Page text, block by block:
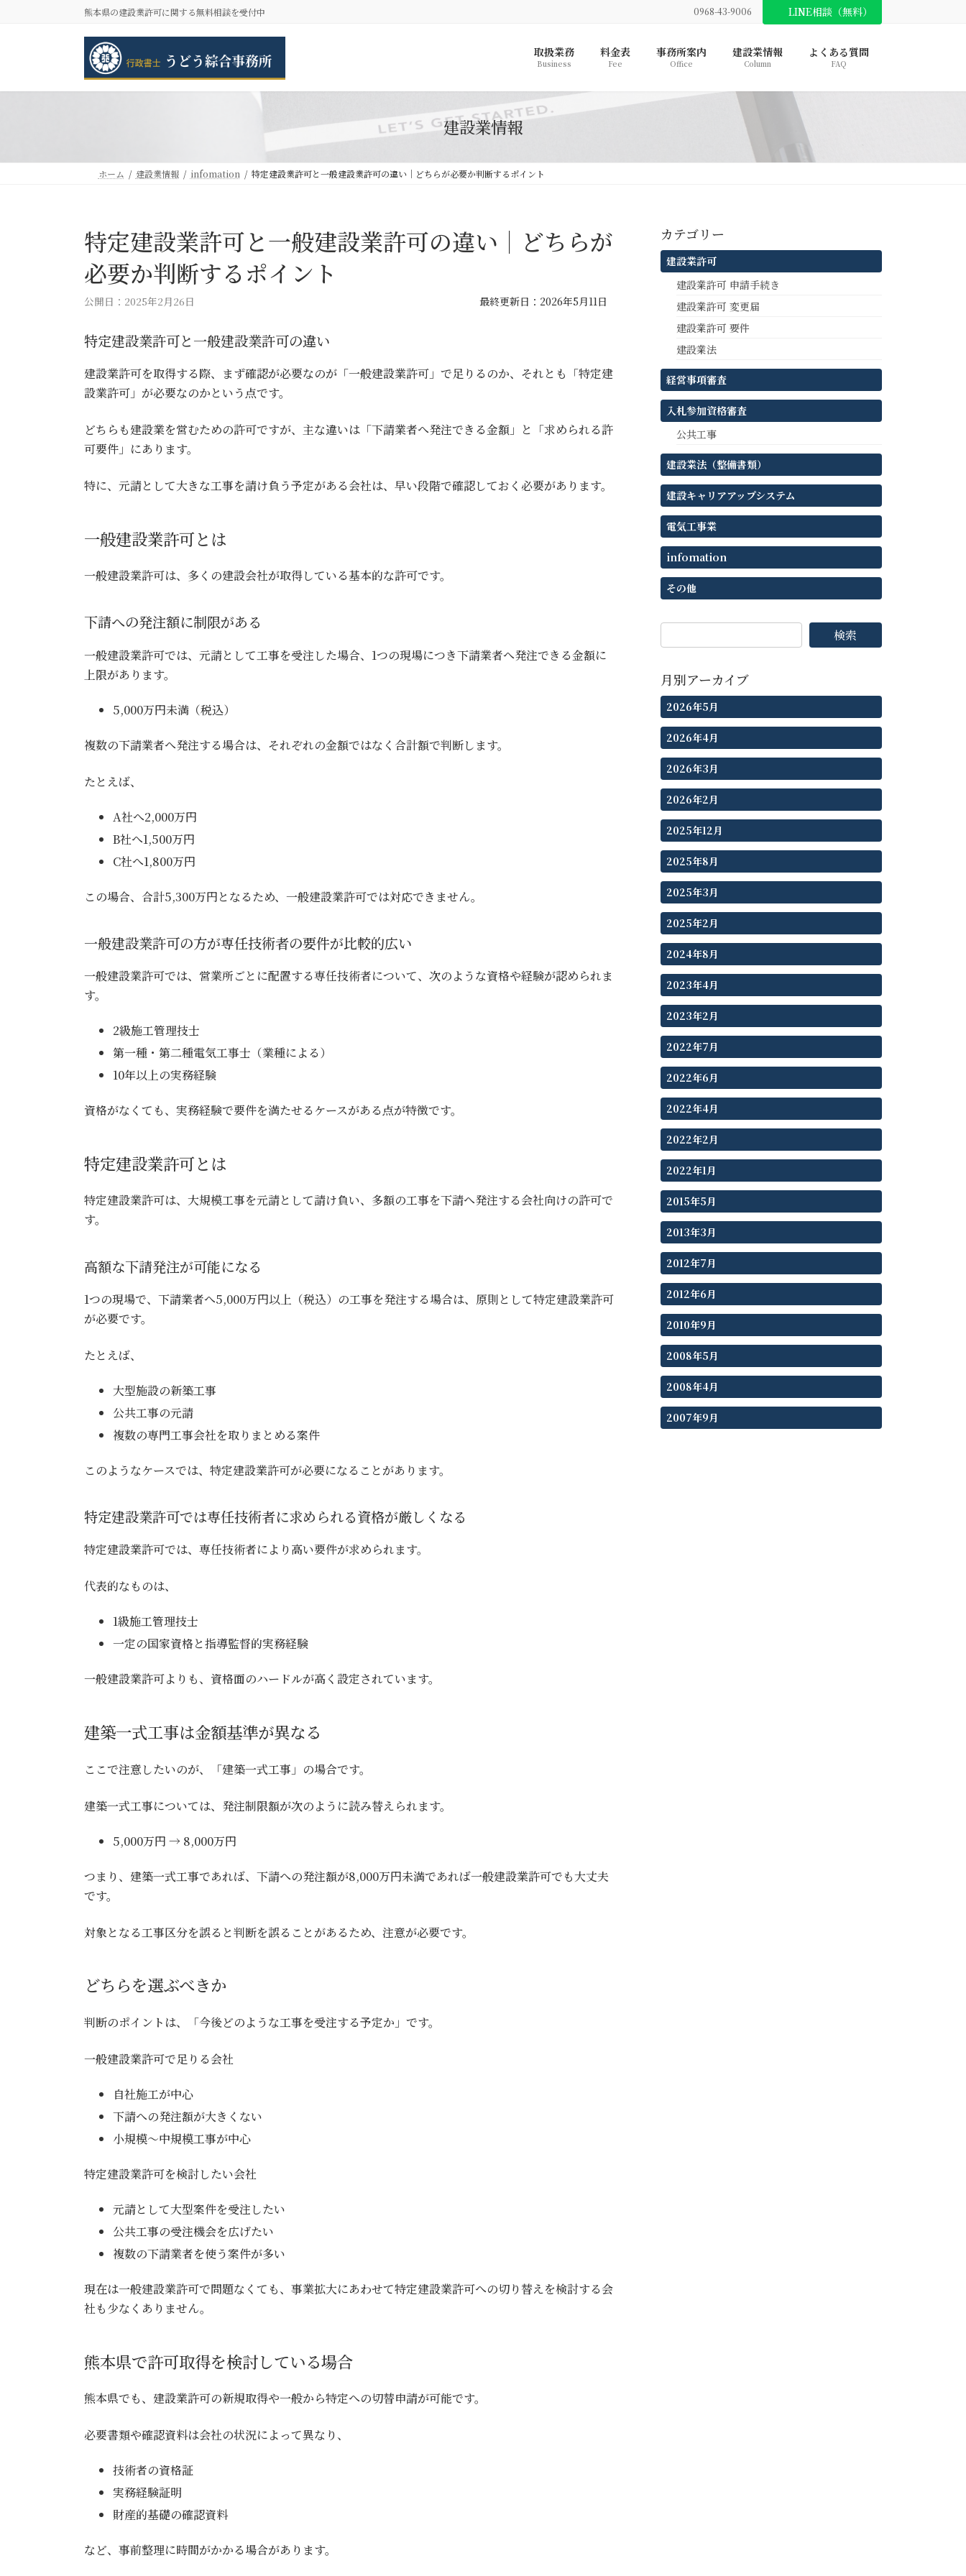
へ
ョ
熊本県の建設業許可に関する無料相談を受付中 0968-43-9006 LINE相談（無料）
取扱業務
Business
料金表
Fee
事務所案内
Office
建設業情報
Column
よくある質問
FAQ
建設業情報
ホーム 建設業情報 infomation 特定建設業許可と一般建設業許可の違い｜どちらが必要か判断するポイント
特定建設業許可と一般建設業許可の違い｜どちらが
必要か判断するポイント
公開日：2025年2月26日
最
時
最終更新日：2026年5月11日
特定建設業許可と一般建設業許可の違い
建設業許可を取得する際、まず確認が必要なのが「一般建設業許可」で足りるのか、それとも「特定建
設業許可」が必要なのかという点です。
どちらも建設業を営むための許可ですが、主な違いは「下請業者へ発注できる金額」と「求められる許
可要件」にあります。
特に、元請として大きな工事を請け負う予定がある会社は、早い段階で確認しておく必要があります。
一般建設業許可とは
一般建設業許可は、多くの建設会社が取得している基本的な許可です。
下請への発注額に制限がある
一般建設業許可では、元請として工事を受注した場合、1つの現場につき下請業者へ発注できる金額に
上限があります。
5,000万円未満（税込）
複数の下請業者へ発注する場合は、それぞれの金額ではなく合計額で判断します。
たとえば、
A社へ2,000万円
B社へ1,500万円
C社へ1,800万円
この場合、合計5,300万円となるため、一般建設業許可では対応できません。
一般建設業許可の方が専任技術者の要件が比較的広い
一般建設業許可では、営業所ごとに配置する専任技術者について、次のような資格や経験が認められま
す。
2級施工管理技士
第一種・第二種電気工事士（業種による）
10年以上の実務経験
資格がなくても、実務経験で要件を満たせるケースがある点が特徴です。
特定建設業許可とは
特定建設業許可は、大規模工事を元請として請け負い、多額の工事を下請へ発注する会社向けの許可で
す。
高額な下請発注が可能になる
1つの現場で、下請業者へ5,000万円以上（税込）の工事を発注する場合は、原則として特定建設業許可
が必要です。
たとえば、
大型施設の新築工事
公共工事の元請
複数の専門工事会社を取りまとめる案件
このようなケースでは、特定建設業許可が必要になることがあります。
特定建設業許可では専任技術者に求められる資格が厳しくなる
特定建設業許可では、専任技術者により高い要件が求められます。
代表的なものは、
1級施工管理技士
一定の国家資格と指導監督的実務経験
一般建設業許可よりも、資格面のハードルが高く設定されています。
建築一式工事は金額基準が異なる
ここで注意したいのが、「建築一式工事」の場合です。
建築一式工事については、発注制限額が次のように読み替えられます。
5,000万円 → 8,000万円
つまり、建築一式工事であれば、下請への発注額が8,000万円未満であれば一般建設業許可でも大丈夫
です。
対象となる工事区分を誤ると判断を誤ることがあるため、注意が必要です。
どちらを選ぶべきか
判断のポイントは、「今後どのような工事を受注する予定か」です。
一般建設業許可で足りる会社
自社施工が中心
下請への発注額が大きくない
小規模〜中規模工事が中心
特定建設業許可を検討したい会社
元請として大型案件を受注したい
公共工事の受注機会を広げたい
複数の下請業者を使う案件が多い
現在は一般建設業許可で問題なくても、事業拡大にあわせて特定建設業許可への切り替えを検討する会
社も少なくありません。
熊本県で許可取得を検討している場合
熊本県でも、建設業許可の新規取得や一般から特定への切替申請が可能です。
必要書類や確認資料は会社の状況によって異なり、
技術者の資格証
実務経験証明
財産的基礎の確認資料
など、事前整理に時間がかかる場合があります。
カテゴリー
建設業許可
建設業許可 申請手続き
建設業許可 変更届
建設業許可 要件
建設業法
経営事項審査
入札参加資格審査
公共工事
建設業法（整備書類）
建設キャリアアップシステム
電気工事業
infomation
その他
検索
月別アーカイブ
2026年5月
2026年4月
2026年3月
2026年2月
2025年12月
2025年8月
2025年3月
2025年2月
2024年8月
2023年4月
2023年2月
2022年7月
2022年6月
2022年4月
2022年2月
2022年1月
2015年5月
2013年3月
2012年7月
2012年6月
2010年9月
2008年5月
2008年4月
2007年9月